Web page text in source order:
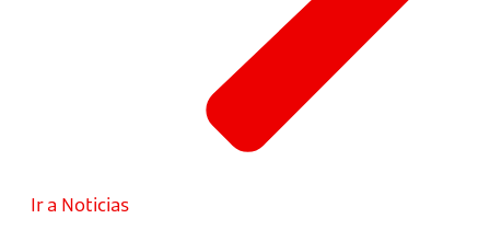
Ir a Noticias